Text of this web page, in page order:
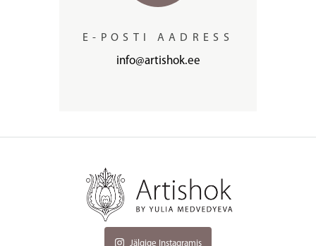
E-POSTI AADRESS
info@artishok.ee
Jälgige Instagramis